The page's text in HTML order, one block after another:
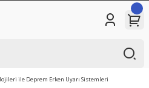
ile Deprem Erken Uyarı Sistemleri